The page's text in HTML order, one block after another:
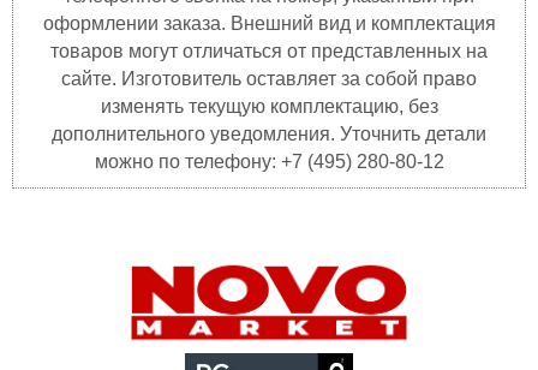
оформлении заказа. Внешний вид и комплектация
товаров могут отличаться от представленных на
сайте. Изготовитель оставляет за собой право
изменять текущую комплектацию, без
дополнительного уведомления. Уточнить детали
можно по телефону: +7 (495) 280-80-12